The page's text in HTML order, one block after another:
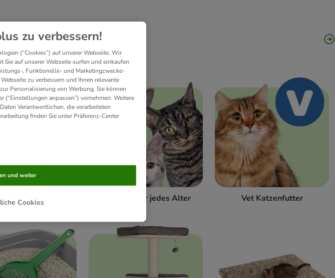
trocken Produkte für jedes Alter Vet Katzenfutter
zu verbessern!
(“Cookies”) auf unserer Webseite. Wir
auf unserer Webseite surfen und einkaufen
, Funktionelle- und Marketingzwecke-
zu verbessern und Ihnen relevante
Personalisierung von Werbung. Sie können
(“Einstellungen anpassen”) vornehmen. Weitere
Verantwortlichen, die verarbeiteten
finden Sie unter Präferenz-Center
Cookies
und weiter